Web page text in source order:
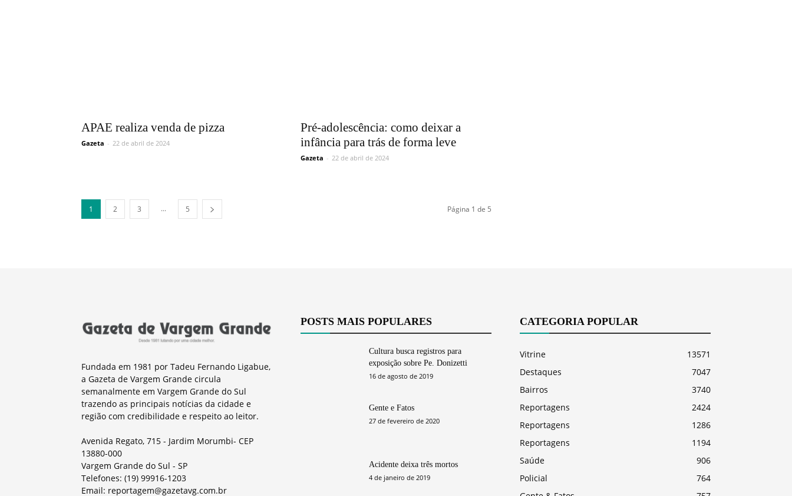
APAE realiza venda de pizza
Gazeta - 22 de abril de 2024
Pré-adolescência: como deixar a
infância para trás de forma leve
Gazeta - 22 de abril de 2024
1 2 3 ... 5 Página 1 de 5
Fundada em 1981 por Tadeu Fernando Ligabue,
a Gazeta de Vargem Grande circula
semanalmente em Vargem Grande do Sul
trazendo as principais notícias da cidade e
região com credibilidade e respeito ao leitor.
Avenida Regato, 715 - Jardim Morumbi- CEP
13880-000
Vargem Grande do Sul - SP
Telefones: (19) 99916-1203
Email: reportagem@gazetavg.com.br
POSTS MAIS POPULARES
Cultura busca registros para
exposição sobre Pe. Donizetti
16 de agosto de 2019
Gente e Fatos
27 de fevereiro de 2020
Acidente deixa três mortos
4 de janeiro de 2019
CATEGORIA POPULAR
Vitrine
13571
Destaques
7047
Bairros
3740
Reportagens
2424
Reportagens
1286
Reportagens
1194
Saúde
906
Policial
764